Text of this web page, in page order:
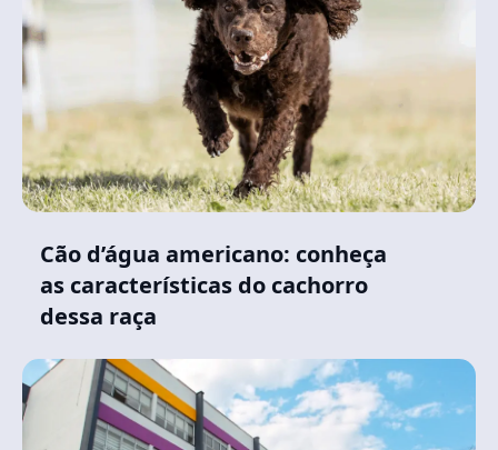
Cão d’água americano: conheça
as características do cachorro
dessa raça